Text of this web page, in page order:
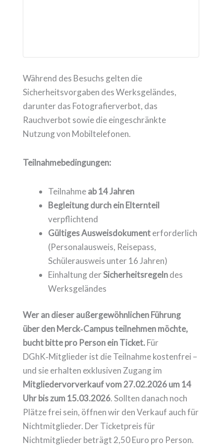
Während des Besuchs gelten die
Sicherheitsvorgaben des Werksgeländes,
darunter das Fotografierverbot, das
Rauchverbot sowie die eingeschränkte
Nutzung von Mobiltelefonen.
Teilnahmebedingungen:
Teilnahmeab 14 Jahren
Begleitung durch ein Elternteil
verpflichtend
Gültiges Ausweisdokumenterforderlich
(Personalausweis, Reisepass,
Schülerausweis unter 16 Jahren)
Einhaltung derSicherheitsregelndes
Werksgeländes
Wer an dieser außergewöhnlichen Führung
über den Merck‑Campus teilnehmen möchte,
bucht bitte pro Person ein Ticket.Für
DGhK‑Mitglieder ist die Teilnahme kostenfrei –
und sie erhalten exklusiven Zugang im
Mitgliedervorverkaufvom 27.02.2026 um 14
Uhr bis zum 15.03.2026. Sollten danach noch
Plätze frei sein, öffnen wir den Verkauf auch für
Nichtmitglieder. Der Ticketpreis für
Nichtmitglieder beträgt 2,50 Euro pro Person.